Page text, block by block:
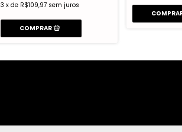
3 x de R$109,97 sem juros